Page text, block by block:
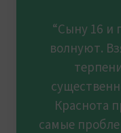
“Сыну 16 и
волнуют.
Краснота
самые